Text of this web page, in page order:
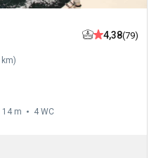
)
4,38(79)
14 m 4 WC